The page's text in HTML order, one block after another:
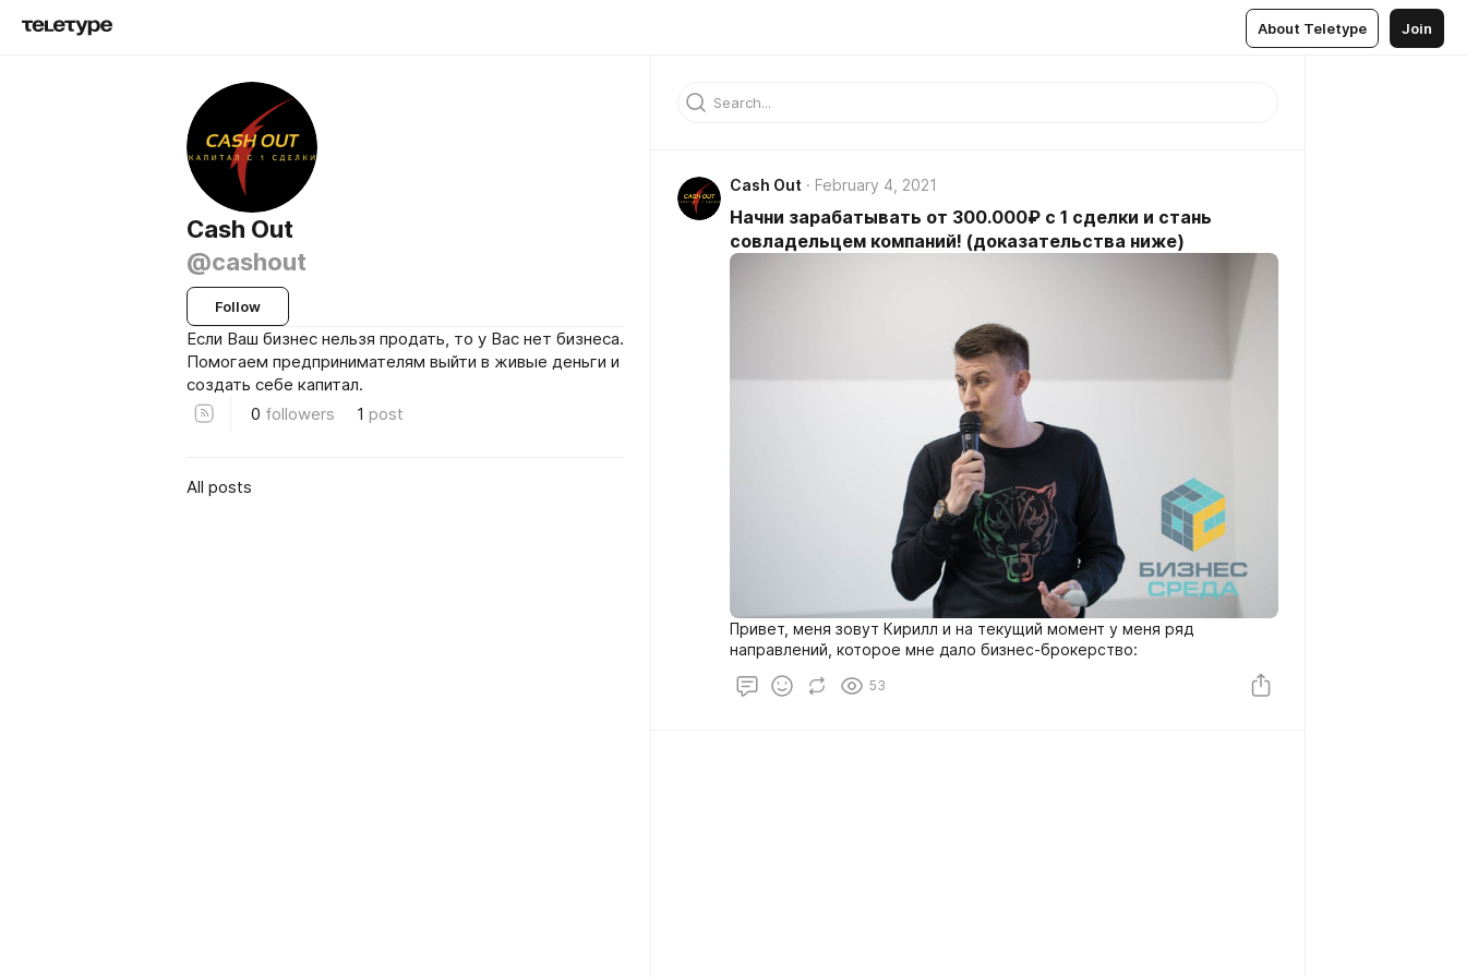
About Teletype Join
Cash Out
@cashout
Follow
Если Ваш бизнес нельзя продать, то у Вас нет бизнеса.
Помогаем предпринимателям выйти в живые деньги и
создать себе капитал.
0 followers 1 post
All posts
Cash Out February 4, 2021
Начни зарабатывать от 300.000₽ с 1 сделки и стань
совладельцем компаний! (доказательства ниже)
Привет, меня зовут Кирилл и на текущий момент у меня ряд
направлений, которое мне дало бизнес-брокерство:
53